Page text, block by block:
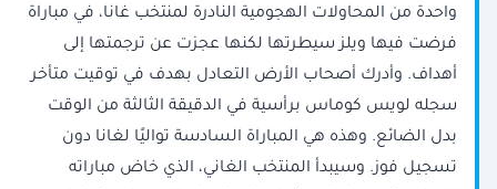
واحدة من المحاولات الهجومية ‌النادرة لمنتخب غانا، في مباراة
فرضت فيها ويلز ⁠سيطرتها ⁠لكنها عجزت عن ترجمتها إلى
أهداف. وأدرك أصحاب الأرض التعادل بهدف في توقيت متأخر
سجله لويس كوماس برأسية في الدقيقة الثالثة من الوقت
بدل الضائع. وهذه هي المباراة السادسة تواليًا لغانا دون
تسجيل فوز. وسيبدأ المنتخب الغاني، الذي خاض مباراته